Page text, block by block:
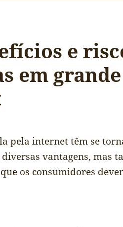
e
em
pela internet têm se
vantagens, mas
os consumidores